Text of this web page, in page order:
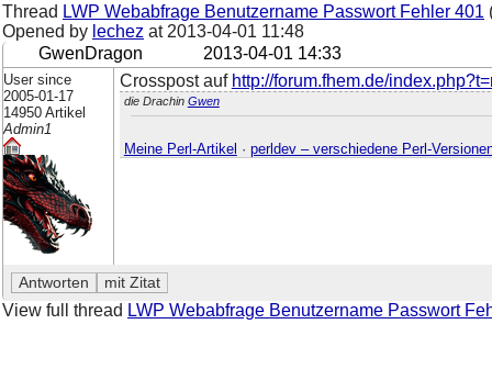
Thread LWP Webabfrage Benutzername Passwort Fehler 401
Opened by lechez at 2013-04-01 11:48
GwenDragon
2013-04-01 14:33
User since
2005-01-17
14950 Artikel
Admin1
Crosspost auf http://forum.fhem.de/
die Drachin Gwen
Meine Perl-Artikel · perldev – verschiedene Perl-
View full thread LWP Webabfrage Benutzername Passwort